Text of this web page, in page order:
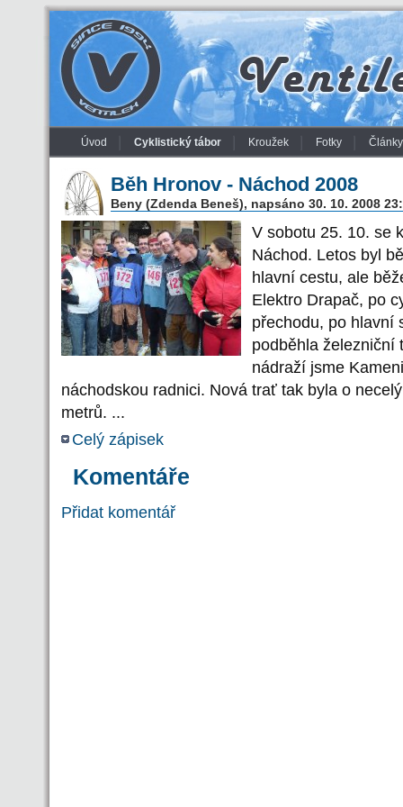
Úvod Cyklistický tábor Kroužek Fotky Články
Běh Hronov - Náchod 2008
Beny (Zdenda Beneš), napsáno 30. 10. 2008
V sobotu 25. 10. se
Náchod. Letos byl
hlavní cestu, ale
Elektro Drapač, po
přechodu, po hlavní
podběhla železniční
nádraží jsme
náchodskou radnici. Nová trať tak byla o
metrů. ...
Celý zápisek
Komentáře
Přidat komentář